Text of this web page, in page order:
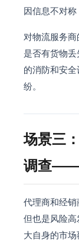
因信息不对称
对物流服务商
是否有货物
的消防和安
纷。
场景三
调查
代理商和经销
但也是风险
大自身的市